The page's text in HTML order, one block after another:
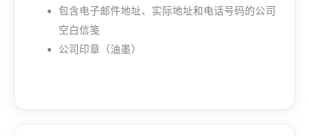
包含电子邮件地址、实际地址和电话号码的公司
空白信笺
公司印章（油墨）